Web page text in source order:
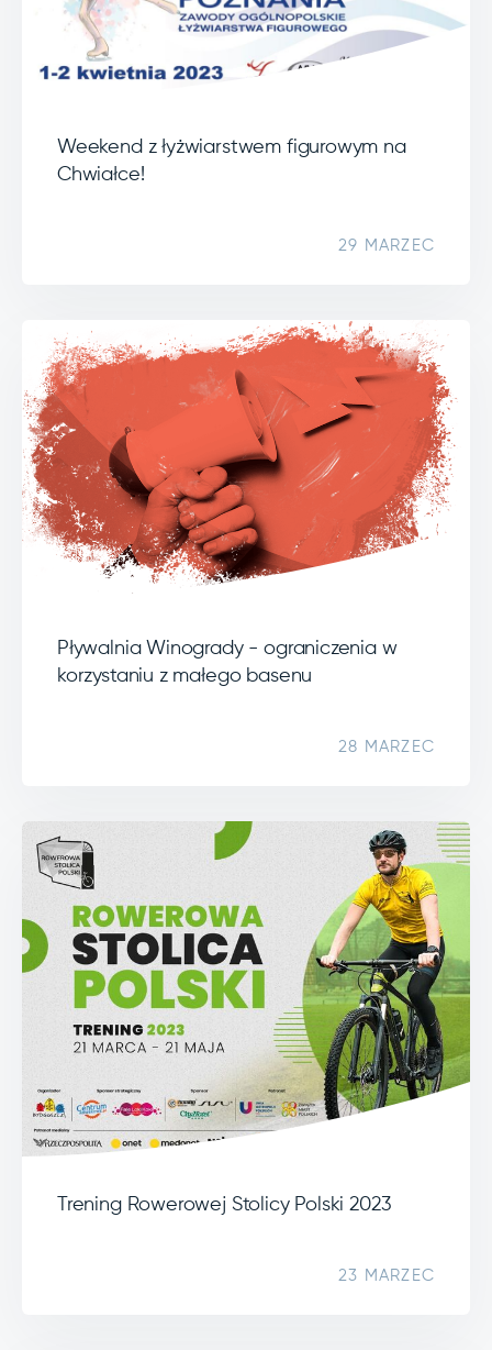
Weekend z łyżwiarstwem figurowym na
Chwiałce!
29 MARZEC
Pływalnia Winogrady - ograniczenia w
korzystaniu z małego basenu
28 MARZEC
Trening Rowerowej Stolicy Polski 2023
23 MARZEC